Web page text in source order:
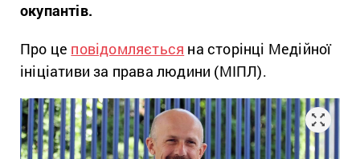
окупантів.
Про це повідомляється на сторінці Медійної
ініціативи за права людини (МІПЛ).